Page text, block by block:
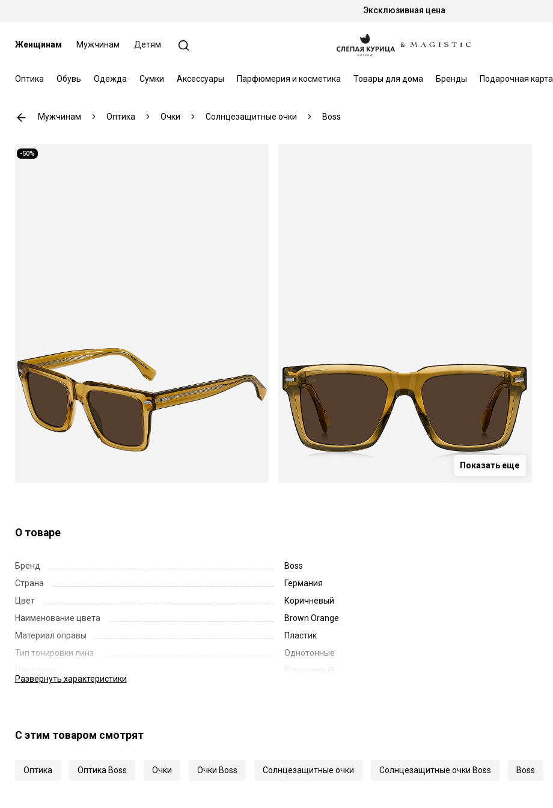
Эксклюзивная цена
Женщинам Мужчинам Детям
Оптика Обувь Одежда Сумки Аксессуары Парфюмерия и косметика Товары для дома Бренды Подарочная карта
Мужчинам Оптика Очки Солнцезащитные очки Boss
-50%
Показать еще
О товаре
Бренд
Boss
Страна
Германия
Цвет
Коричневый
Наименование цвета
Brown Orange
Материал оправы
Пластик
Тип тонировки линз
Однотонные
Цвет линз
Коричневый
Длина заушника
Артикул
1442/S
Развернуть характеристики
С этим товаром смотрят
Оптика Оптика Boss Очки Очки Boss Солнцезащитные очки Солнцезащитные очки Boss Boss